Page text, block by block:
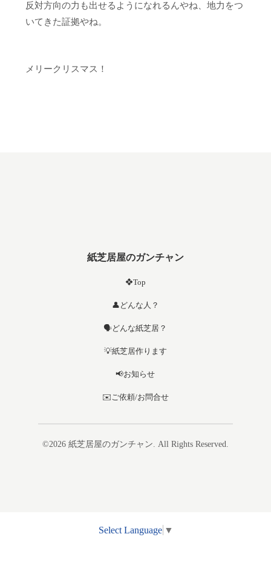
反対方向の力も出せるようになれるんやね、地力をつ
いてきた証拠やね。
メリークリスマス！
Select Language ▼
紙芝居屋のガンチャン
❖Top
👤どんな人？
🗣️どんな紙芝居？
💡紙芝居作ります
📢お知らせ
✉️ご依頼/お問合せ
©2026 紙芝居屋のガンチャン. All Rights Reserved.